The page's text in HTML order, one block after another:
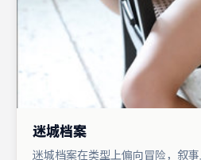
迷城档案
迷城档案在类型上偏向冒险，叙